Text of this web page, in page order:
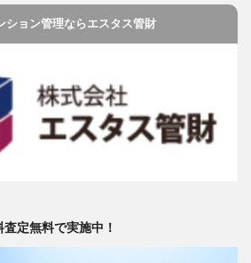
ション管理ならエスタス管財
査定無料で実施中！